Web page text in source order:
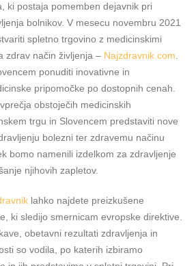
ki postaja pomemben dejavnik pri
bolnikov. V mesecu novembru 2021
spletno trgovino z medicinskimi
zdrav način življenja – Najzdravnik.com
ponuditi inovativne in
pripomočke po dostopnih cenah.
obstoječih medicinskih
trgu in Slovencem predstaviti nove
bolezni ter zdravemu načinu
bomo namenili izdelkom za zdravljenje
njihovih zapletov.
lahko najdete preizkušene
ki sledijo smernicam evropske direktive.
obetavni rezultati zdravljenja in
so vodila, po katerih izbiramo